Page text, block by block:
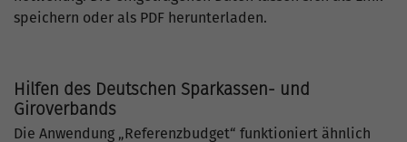
speichern oder als PDF herunterladen.
Hilfen des Deutschen Sparkassen- und
Giroverbands
Die Anwendung „Referenzbudget“ funktioniert ähnlich